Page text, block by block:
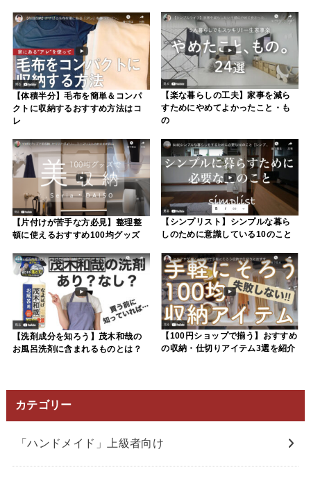
【体積半分】毛布を簡単＆コンパ
クトに収納するおすすめ方法はコ
レ
【楽な暮らしの工夫】家事を減ら
すためにやめてよかったこと・も
の
【片付けが苦手な方必見】整理整
頓に使えるおすすめ100均グッズ
【シンプリスト】シンプルな暮ら
しのために意識している10のこと
【洗剤成分を知ろう】茂木和哉の
お風呂洗剤に含まれるものとは？
【100円ショップで揃う】おすすめ
の収納・仕切りアイテム3選を紹介
カテゴリー
「ハンドメイド」上級者向け